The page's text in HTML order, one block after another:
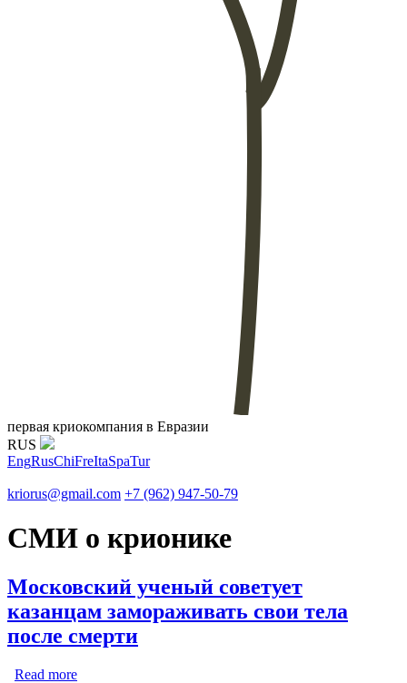
первая криокомпания в Евразии
RUS
EngRusChiFreItaSpaTur
kriorus@gmail.com +7 (962) 947-50-79
СМИ о крионике
Московский ученый советует
казанцам замораживать свои тела
после смерти
Read more